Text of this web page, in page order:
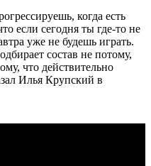
когда есть
если сегодня ты где-то не
уже не будешь играть.
состав не потому,
что действительно
Илья Крупский в